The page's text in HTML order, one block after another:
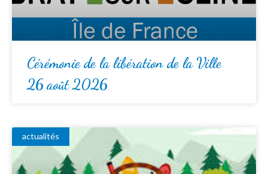
Cérémonie de la libération de la Ville
26 août 2026
actualités